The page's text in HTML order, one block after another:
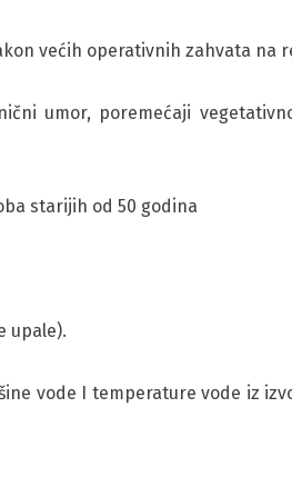
većih operativnih zahvata na
umor, poremećaji
starijih od 50 godina
upale).
vode I temperature vode iz